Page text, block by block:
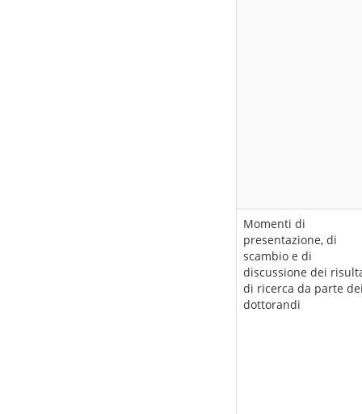
Momenti di
presentazione, di
scambio e di
discussione dei
di ricerca da parte
dottorandi